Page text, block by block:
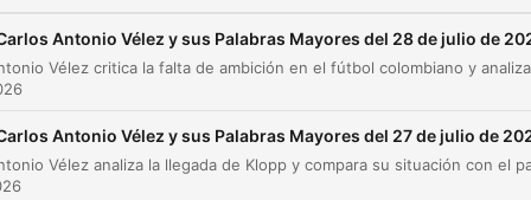
Antonio Vélez y sus Palabras Mayores del 28 de julio de
Antonio Vélez y sus Palabras Mayores del 27 de julio de